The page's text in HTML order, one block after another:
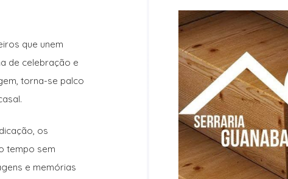
que unem
de celebração e
torna-se palco
os
tempo sem
e memórias